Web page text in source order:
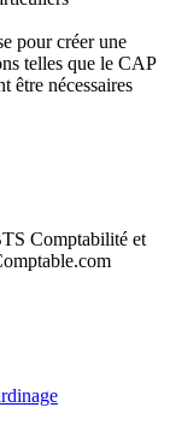
pour créer une
telles que le CAP
être nécessaires
Comptabilité et